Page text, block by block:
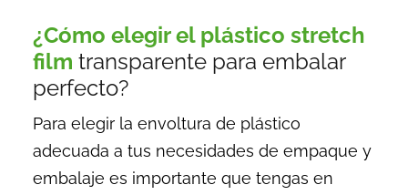
¿Cómo elegir el plástico stretch
film transparente para embalar
perfecto?
Para elegir la envoltura de plástico
adecuada a tus necesidades de empaque y
embalaje es importante que tengas en